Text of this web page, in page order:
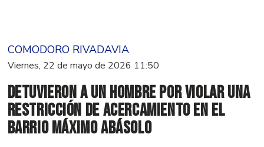
COMODORO RIVADAVIA
Viernes, 22 de mayo de 2026 11:50
Detuvieron a un hombre por violar una
restricción de acercamiento en el
barrio Máximo Abásolo